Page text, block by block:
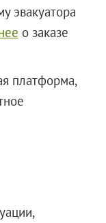
эвакуатора
о заказе
платформа,